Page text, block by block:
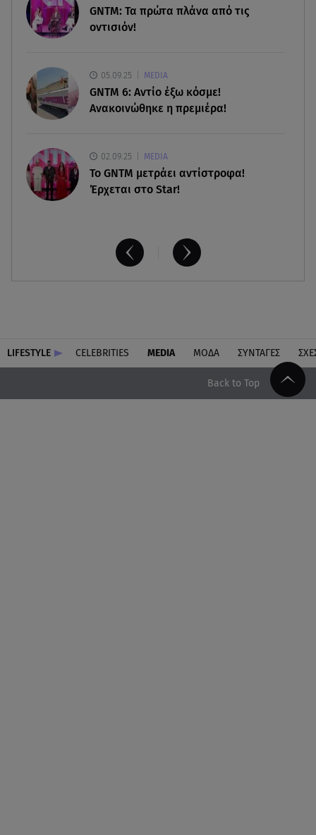
τρία μέλη οικογένειας
την καλύτερη παρέα!
GNTM: Τα πρώτα πλάνα από τις
οντισιόν!
05.09.25 MEDIA
GNTM 6: Αντίο έξω κόσμε!
Ανακοινώθηκε η πρεμιέρα!
02.09.25 MEDIA
Το GNTM μετράει αντίστροφα!
Έρχεται στο Star!
LIFESTYLE CELEBRITIES MEDIA ΜΟΔΑ ΣΥΝΤΑΓΕΣ
Back to Top